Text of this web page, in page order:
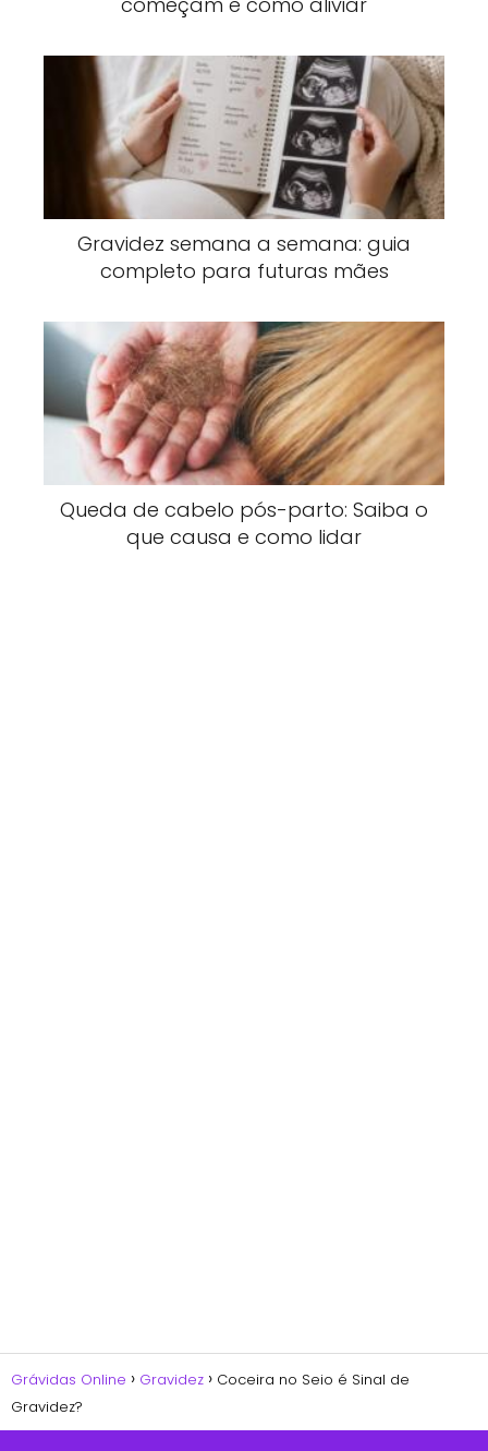
Gravidez semana a semana: guia
completo para futuras mães
Queda de cabelo pós-parto: Saiba o
que causa e como lidar
Grávidas Online Gravidez
Coceira no Seio é Sinal de
Gravidez?